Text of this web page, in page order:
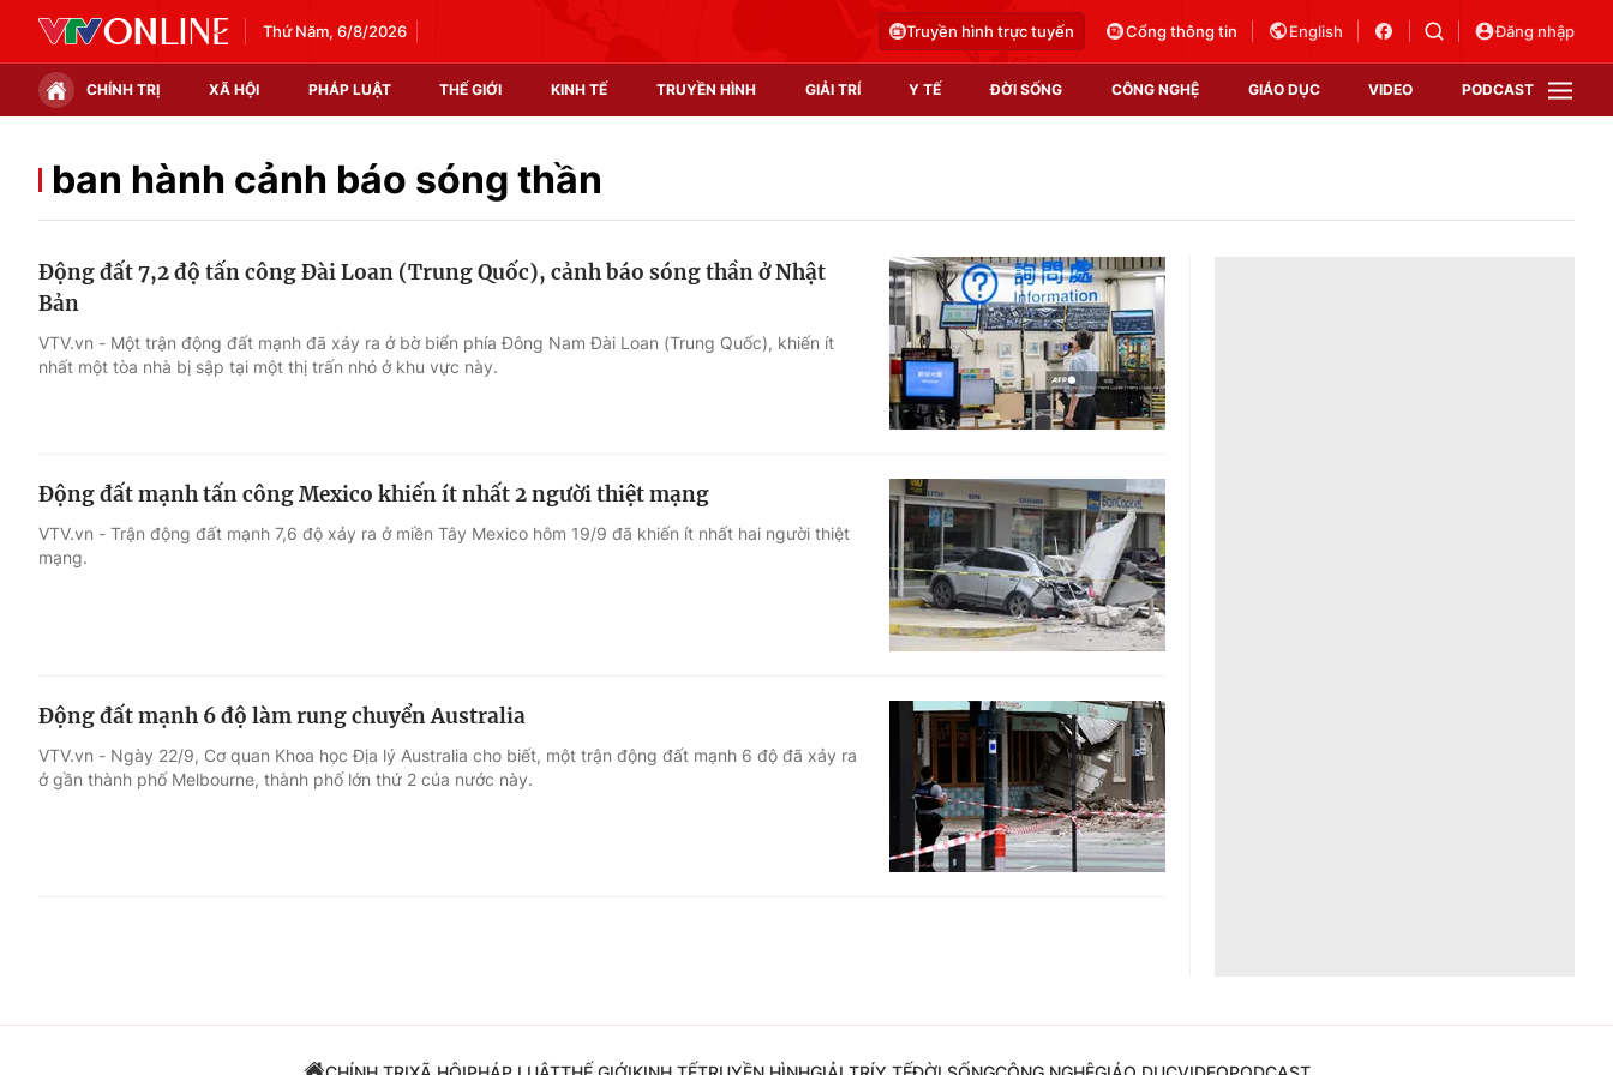
Thứ Năm, 6/8/2026 Truyền hình trực tuyến Cổng thông tin English Đăng nhập
CHÍNH TRỊ XÃ HỘI PHÁP LUẬT THẾ GIỚI KINH TẾ TRUYỀN HÌNH GIẢI TRÍ Y TẾ ĐỜI SỐNG CÔNG NGHỆ GIÁO DỤC VIDEO PODCAST
Chính trị Xã hội
Tin tức
Thế giới đó đây
Câu chuyện quốc tế
Thị trường
Góc doanh nghiệp
Hậu trường
Video
Shorts video
Podcast
EMagazine
Photo
Infographic
Góc ảnh
Điện ảnh
Âm nhạc
Sao
Du lịch
Làm đẹp
Chất lượng cuộc sống
Học trực tuyến
Công nghệ
Hitech Công nghệ tương lai
Sản phẩm
Thị trường
Tư vấn
VTV Sức khoẻ
ban hành cảnh báo sóng thần
Động đất 7,2 độ tấn công Đài Loan (Trung Quốc), cảnh báo sóng thần ở Nhật
Bản
VTV.vn - Một trận động đất mạnh đã xảy ra ở bờ biển phía Đông Nam Đài Loan (Trung Quốc), khiến ít
nhất một tòa nhà bị sập tại một thị trấn nhỏ ở khu vực này.
Động đất mạnh tấn công Mexico khiến ít nhất 2 người thiệt mạng
VTV.vn - Trận động đất mạnh 7,6 độ xảy ra ở miền Tây Mexico hôm 19/9 đã khiến ít nhất hai người thiệt
mạng.
Động đất mạnh 6 độ làm rung chuyển Australia
VTV.vn - Ngày 22/9, Cơ quan Khoa học Địa lý Australia cho biết, một trận động đất mạnh 6 độ đã xảy ra
ở gần thành phố Melbourne, thành phố lớn thứ 2 của nước này.